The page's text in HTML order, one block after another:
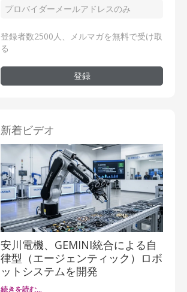
登録者数2500人、メルマガを無料で受け取
る
登録
新着ビデオ
安川電機、GEMINI統合による自
律型（エージェンティック）ロボ
ットシステムを開発
続きを読む…